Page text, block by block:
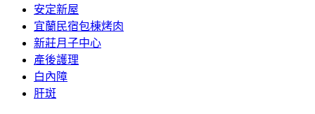
安定新屋
宜蘭民宿包棟烤肉
新莊月子中心
產後護理
白內障
肝斑